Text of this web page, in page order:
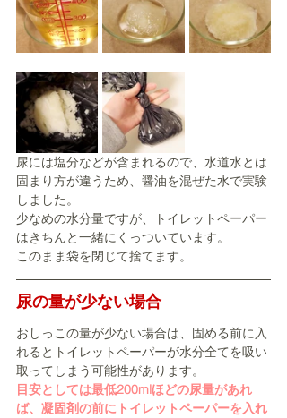
尿には塩分などが含まれるので、水道水とは
固まり方が違うため、醤油を混ぜた水で実験
しました。
少なめの水分量ですが、トイレットペーパー
はきちんと一緒にくっついています。
このまま袋を閉じて捨てます。
尿の量が少ない場合
おしっこの量が少ない場合は、固める前に入
れるとトイレットペーパーが水分全てを吸い
取ってしまう可能性があります。
目安としては最低200mlほどの尿量があれ
ば、凝固剤の前にトイレットペーパーを入れ